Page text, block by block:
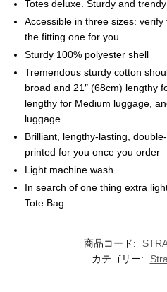
Totes deluxe. Sturdy and
Accessible in three sizes:
the fitting one for you
Sturdy 100% polyester shell
Tremendous sturdy cotton
broad and 21″ (68cm) lengthy
lengthy for Medium luggage,
luggage
Brilliant, lengthy-lasting,
printed for you once you order
Light machine wash
In search of one thing extra
Tote Bag
商品コード:
カテゴリー: